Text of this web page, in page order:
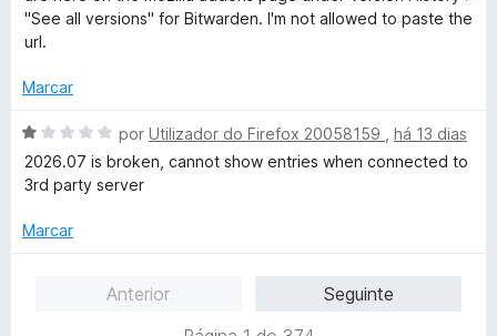
5
5
a
o
m
1
d
5
"See all versions" for Bitwarden. I'm not allowed to paste the
url.
Marcar
A
v
a
i
por Utilizador do Firefox 20058159
há 13 dias
2026.07 is broken, cannot show entries when connected to
3rd party server
Marcar
Anterior
Seguinte